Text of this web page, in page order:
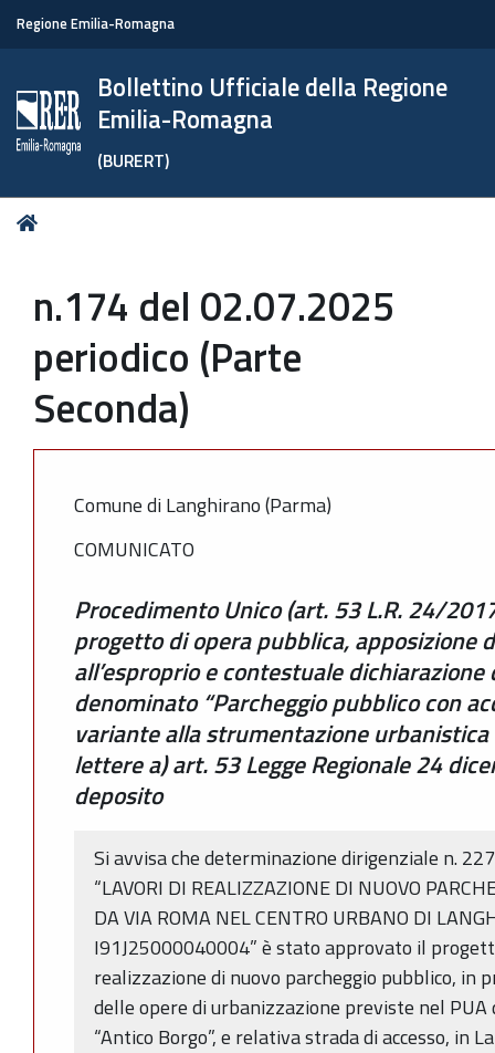
Regione Emilia-Romagna
Bollettino Ufficiale della Regione
Emilia-Romagna
(BURERT)
Tu
n.174 del 02.07.2025
periodico (Parte
Seconda)
Comune di Langhirano (Parma)
COMUNICATO
Procedimento Unico (art. 53 L.R. 24/
progetto di opera pubblica, apposizione
all’esproprio e contestuale
denominato “Parcheggio pubblico con
variante alla strumentazione
lettere a) art. 53 Legge Regionale 24
deposito
Si avvisa che determinazione dirigenziale n.
“LAVORI DI REALIZZAZIONE DI NUOVO
DA VIA ROMA NEL CENTRO URBANO DI
I91J25000040004” è stato approvato il
realizzazione di nuovo parcheggio pubblico, in
delle opere di urbanizzazione previste nel
“Antico Borgo”, e relativa strada di accesso, in